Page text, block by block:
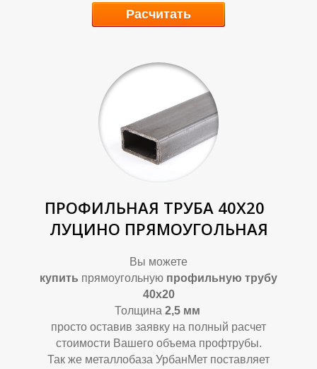
ТРасчитать
ПРОФИЛЬНАЯ ТРУБА 40Х20
ЛУЦИНО ПРЯМОУГОЛЬНАЯ
Вы можете
купить прямоугольную профильную трубу
40х20
Толщина 2,5мм
просто оставив заявку на полный расчет
стоимости Вашего объема профтрубы.
Так же металлобаза УрбанМет поставляет
Т